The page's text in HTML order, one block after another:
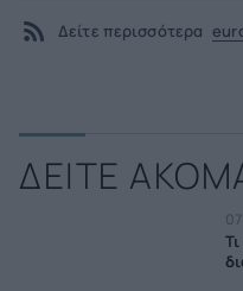
Δείτε περισσότερα
ΔΕΙΤΕ